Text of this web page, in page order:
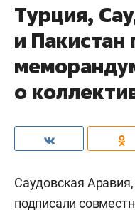
Турция,
и Пакистан
о
Саудовская
подписали